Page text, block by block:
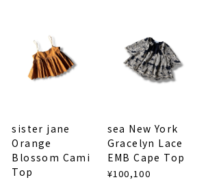
sister jane
Orange
Blossom Cami
Top
sea New York
Gracelyn Lace
EMB Cape Top
¥100,100